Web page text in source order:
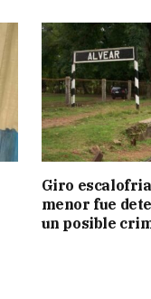
Giro
menor fue
un posible